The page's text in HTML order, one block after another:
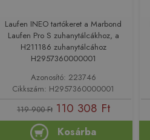
Laufen INEO tartókeret a Marbond
Laufen Pro S zuhanytálcákhoz, a
H211186 zuhanytálcához
H2957360000001
Azonosító: 223746
Cikkszám: H2957360000001
119 900 Ft 110 308 Ft
Kosárba